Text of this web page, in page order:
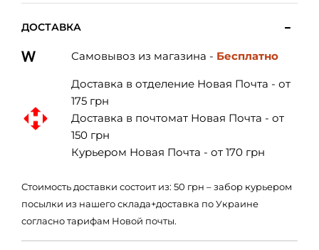
ДОСТАВКА
Самовывоз из магазина - Бесплатно
Доставка в отделение Новая Почта - от
175 грн
Доставка в почтомат Новая Почта - от
150 грн
Курьером Новая Почта - от 170 грн
Стоимость доставки состоит из: 50 грн – забор курьером
посылки из нашего склада+доставка по Украине
согласно тарифам Новой почты.